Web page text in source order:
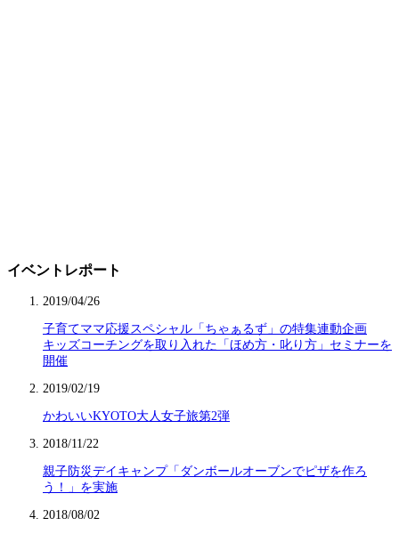
イベントレポート
2019/04/26
子育てママ応援スペシャル「ちゃぁるず」の特集連動企画
キッズコーチングを取り入れた「ほめ方・叱り方」セミナーを
開催
2019/02/19
かわいいKYOTO大人女子旅第2弾
2018/11/22
親子防災デイキャンプ「ダンボールオーブンでピザを作ろ
う！」を実施
2018/08/02